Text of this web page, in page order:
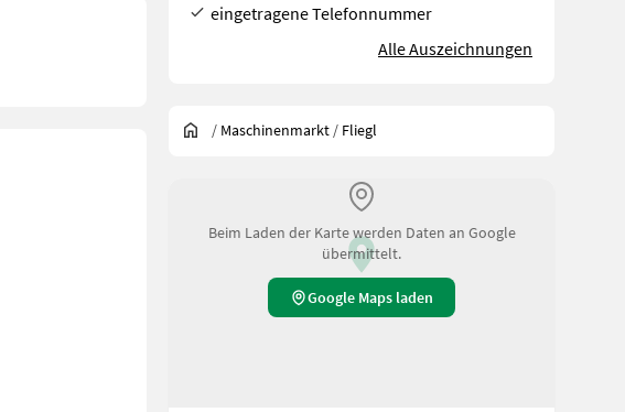
eingetragene Telefonnummer
Alle Auszeichnungen
/ Maschinenmarkt / Fliegl
Beim Laden der Karte werden Daten an Google
übermittelt.
Google Maps laden